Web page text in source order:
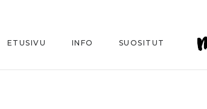
ETUSIVU INFO SUOSITUT